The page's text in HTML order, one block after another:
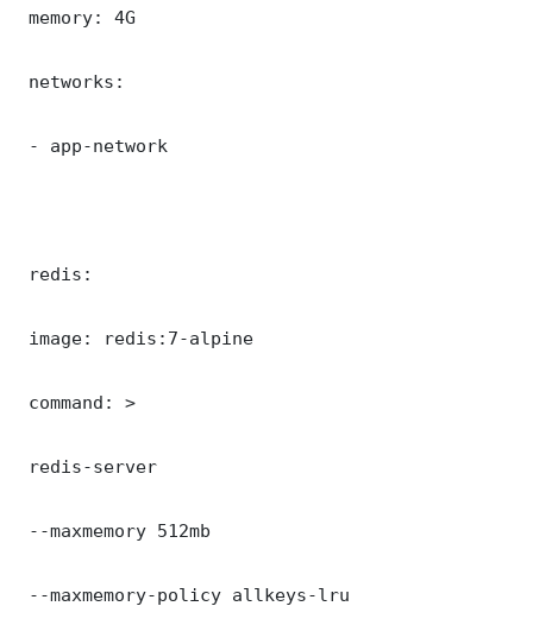
memory: 4G
networks:
- app-network
redis:
image: redis:7-alpine
command: >
redis-server
--maxmemory 512mb
--maxmemory-policy allkeys-lru